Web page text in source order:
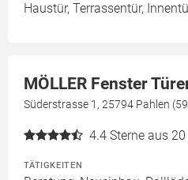
Haustür, Terrassentür,
MÖLLER Fenster
Süderstrasse 1, 25794 Pahlen
4.4 Sterne aus
TÄTIGKEITEN